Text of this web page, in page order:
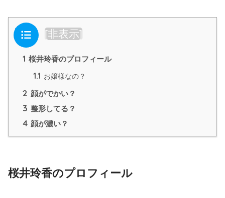
目次 [非表示]
1 桜井玲香のプロフィール
1.1 お嬢様なの？
2 顔がでかい？
3 整形してる？
4 顔が濃い？
桜井玲香のプロフィール